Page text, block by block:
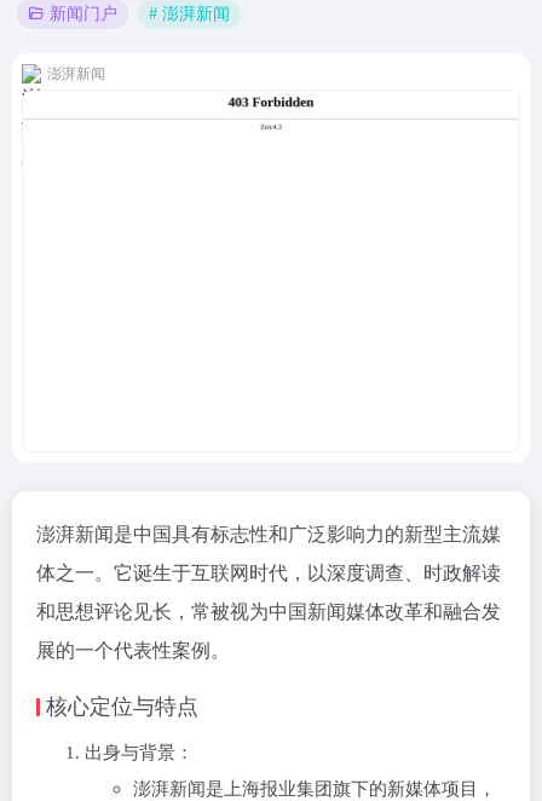
新闻门户 # 澎湃新闻
澎湃新闻
澎湃新闻是中国具有标志性和广泛影响力的新型主流媒
体之一。它诞生于互联网时代，以深度调查、时政解读
和思想评论见长，常被视为中国新闻媒体改革和融合发
展的一个代表性案例。
核心定位与特点
出身与背景：
澎湃新闻是上海报业集团旗下的新媒体项目，